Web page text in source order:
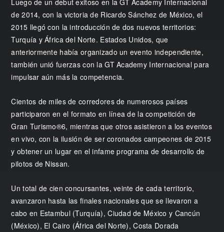
de 2014, con la victoria de Ricardo Sánchez de México, el
2015 llegó con la introducción de dos nuevos territorios:
Turquía y África del Norte. Estados Unidos, que
anteriormente había organizado un evento independiente,
también unió fuerzas con la GT Academy Internacional para
impulsar aún más la competencia.
Cientos de miles de corredores de numerosos países
participaron en el formato en línea de la competición de
Gran Turismo®6, mientras que otros asistieron a los eventos
en vivo, con la ilusión de ser coronados campeones de 2015
y obtener un lugar en el infame programa de desarrollo de
pilotos de Nissan.
Un total de cien concursantes, veinte de cada territorio,
avanzaron hasta las finales nacionales que se llevaron a
cabo en Estambul (Turquía), Ciudad de México y Cancún
(México), El Cairo (África del Norte), Costa Dorada